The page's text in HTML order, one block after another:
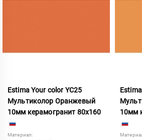
Estima Your color YC25
Мультиколор Оранжевый
10мм керамогранит 80x160
Материал:
10мм